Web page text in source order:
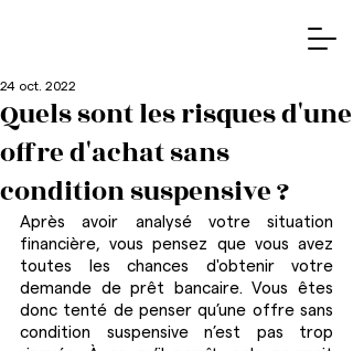
Quels sont les risques d'une
offre d'achat sans
condition suspensive ?
24 oct. 2022
Après avoir analysé votre situation
financière, vous pensez que vous avez
toutes les chances d'obtenir votre
demande de prêt bancaire. Vous êtes
donc tenté de penser qu’une offre sans
condition suspensive n’est pas trop